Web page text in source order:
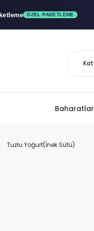
ÖZEL PAKETLEME
Baharatlar
Tuzlu Yoğurt(İnek Sütü)